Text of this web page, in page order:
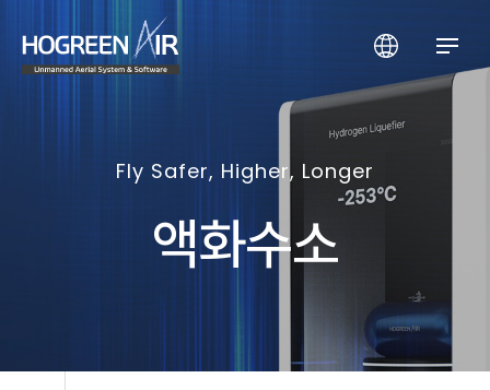
Fly Safer, Higher, Longer
액화수소